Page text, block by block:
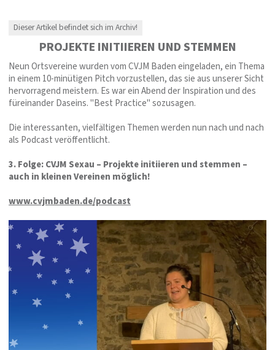
Dieser Artikel befindet sich im Archiv!
PROJEKTE INITIIEREN UND STEMMEN
Neun Ortsvereine wurden vom CVJM Baden eingeladen, ein Thema
in einem 10-minütigen Pitch vorzustellen, das sie aus unserer Sicht
hervorragend meistern. Es war ein Abend der Inspiration und des
füreinander Daseins. "Best Practice" sozusagen.
Die interessanten, vielfältigen Themen werden nun nach und nach
als Podcast veröffentlicht.
3. Folge: CVJM Sexau – Projekte initiieren und stemmen –
auch in kleinen Vereinen möglich!
www.cvjmbaden.de/podcast